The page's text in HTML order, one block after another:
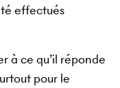
effectués
à ce qu’il réponde
pour le